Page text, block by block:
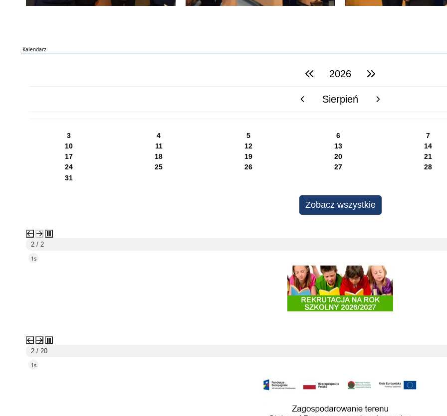
Kalendarz
poprzedni rok2026 następny rok
poprzedni miesiącSierpień następny miesiąc
3
4 5 6 7
10
11 12 13 14
17
18 19 20 21
24
25 26 27 28
31
Zobacz wszystkie
1 / 2
4s
Projekty edukacyjne
3 / 20
4s
Budowa przebudowa drog prowadzacych do